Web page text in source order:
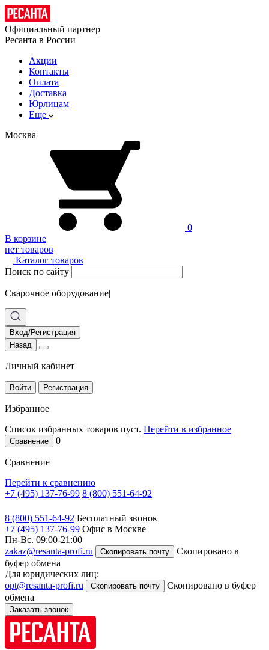
Официальный партнер
Ресанта в России
Акции
Контакты
Оплата
Доставка
Юрлицам
Еще
Москва
0
В корзине
нет товаров
Каталог товаров
Поиск по сайту
Сварочное оборудование|
Вход/Регистрация
Назад
Личный кабинет
Войти Регистрация
Избранное
Список избранных товаров пуст. Перейти в избранное
Сравнение 0
Сравнение
Перейти к сравнению
+7 (495) 137-76-99 8 (800) 551-64-92
8 (800) 551-64-92 Бесплатный звонок
+7 (495) 137-76-99 Офис в Москве
Пн-Вс. 09:00-21:00
zakaz@resanta-profi.ru
Скопировать почту
Скопировано в
буфер обмена
Для юридических лиц:
opt@resanta-profi.ru
Скопировать почту
Скопировано в буфер
обмена
Заказать звонок